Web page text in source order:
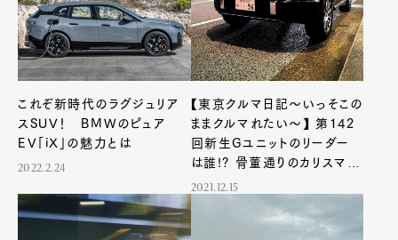
これぞ新時代のラグジュリア
スSUV！ BMWのピュア
EV「iX」の魅力とは
2022.2.24
【東京クルマ日記〜いっそこの
ままクルマれたい〜】 第142
回新生Gユニットのリーダー
は誰!? 骨董通りのカリスマは
いかに進化したか
2021.12.15